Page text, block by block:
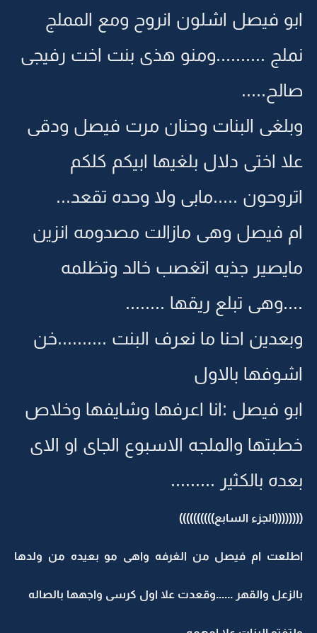
ابو فيصل اشلون انروح ومع المملج
نملج ..........ومنو هذى بنت اخت رفيجى
صالح.....
وبلغى البنات وحنان مرت فيصل ودقى
علا اختى دلال بلغيها ابيكم كلكم
اتروحون .....مابى ولا وحده تقعد...
ام فيصل وهى مازالت مصدومه انزين
مايصير جذيه اتغصب خالد وتظلمه
....وهى تبلع ريقها ........
وبعدين احنا ما نعرف البنت ..........خن
اشوفها بالاول
ابو فيصل :انا اعرفها وشايفها وخلاص
خطبتها والملجه الاسبوع الجاى او الاى
بعده بالكثير .........
((((((((الجزء السابع))))))))))
اطلعت ام فيصل من الغرفه واهى مو بعيده من ولدها
بالزعل والقهر ......وقعدت علا اول كرسى واجهها بالصاله